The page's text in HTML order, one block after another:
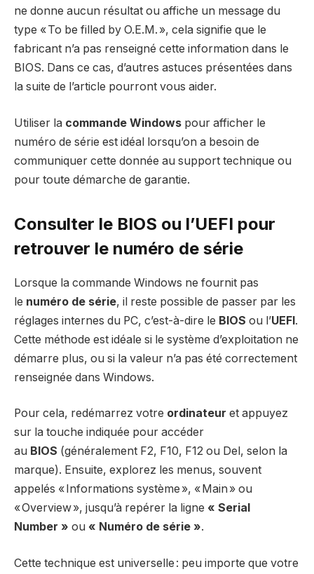
ne donne aucun résultat ou affiche un message du
type « To be filled by O.E.M. », cela signifie que le
fabricant n’a pas renseigné cette information dans le
BIOS. Dans ce cas, d’autres astuces présentées dans
la suite de l’article pourront vous aider.
Utiliser la commande Windows pour afficher le
numéro de série est idéal lorsqu’on a besoin de
communiquer cette donnée au support technique ou
pour toute démarche de garantie.
Consulter le BIOS ou l’UEFI pour
retrouver le numéro de série
Lorsque la commande Windows ne fournit pas
le numéro de série, il reste possible de passer par les
réglages internes du PC, c’est-à-dire le BIOS ou l’UEFI.
Cette méthode est idéale si le système d’exploitation ne
démarre plus, ou si la valeur n’a pas été correctement
renseignée dans Windows.
Pour cela, redémarrez votre ordinateur et appuyez
sur la touche indiquée pour accéder
au BIOS (généralement F2, F10, F12 ou Del, selon la
marque). Ensuite, explorez les menus, souvent
appelés « Informations système », « Main » ou
« Overview », jusqu’à repérer la ligne « Serial
Number » ou « Numéro de série ».
Cette technique est universelle : peu importe que votre